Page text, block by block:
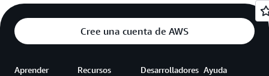
Cree una cuenta de AWS
Aprender Recursos Desarrolladores Ayuda